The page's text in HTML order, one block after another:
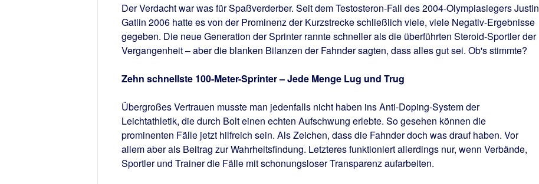
Der Verdacht war was für Spaßverderber. Seit dem Testosteron-Fall des 2004-Olympiasiegers Justin
Gatlin 2006 hatte es von der Prominenz der Kurzstrecke schließlich viele, viele Negativ-Ergebnisse
gegeben. Die neue Generation der Sprinter rannte schneller als die überführten Steroid-Sportler der
Vergangenheit – aber die blanken Bilanzen der Fahnder sagten, dass alles gut sei. Ob's stimmte?
Zehn schnellste 100-Meter-Sprinter – Jede Menge Lug und Trug
Übergroßes Vertrauen musste man jedenfalls nicht haben ins Anti-Doping-System der
Leichtathletik, die durch Bolt einen echten Aufschwung erlebte. So gesehen können die
prominenten Fälle jetzt hilfreich sein. Als Zeichen, dass die Fahnder doch was drauf haben. Vor
allem aber als Beitrag zur Wahrheitsfindung. Letzteres funktioniert allerdings nur, wenn Verbände,
Sportler und Trainer die Fälle mit schonungsloser Transparenz aufarbeiten.